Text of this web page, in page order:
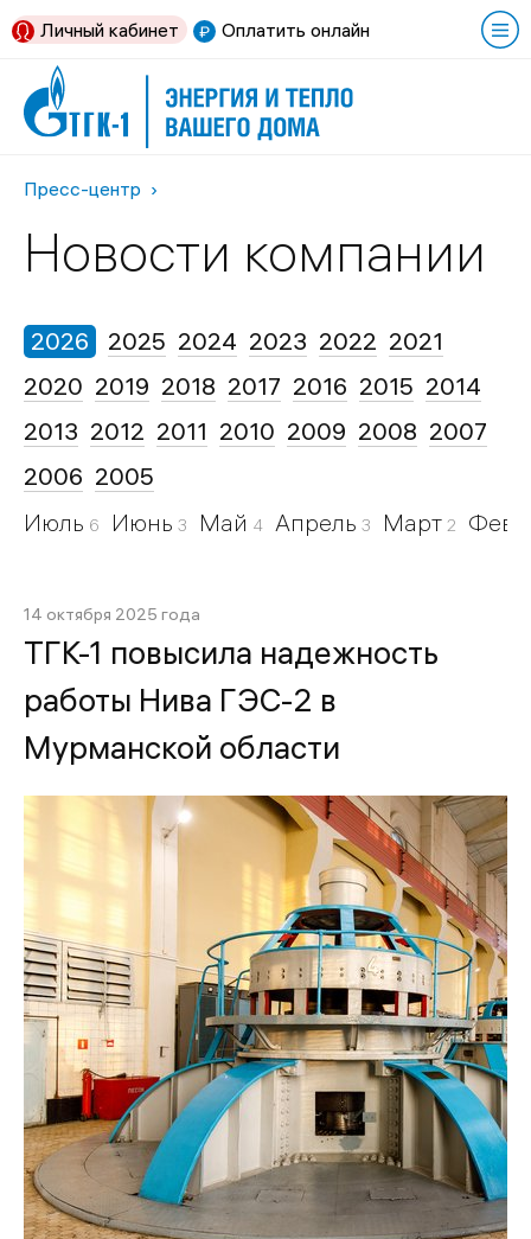
Оплатить онлайн
Личный кабинет
Пресс-центр
Новости компании
2026
Июль 6 Июнь 3 Май 4 Апрель 3 Март 2
2025 2024 2023 2022 2021
2020 2019 2018 2017 2016 2015 2014
2013 2012 2011 2010 2009 2008 2007
2006 2005
14 октября 2025 года
ТГК-1 повысила надежность
работы Нива ГЭС-2 в
Мурманской области